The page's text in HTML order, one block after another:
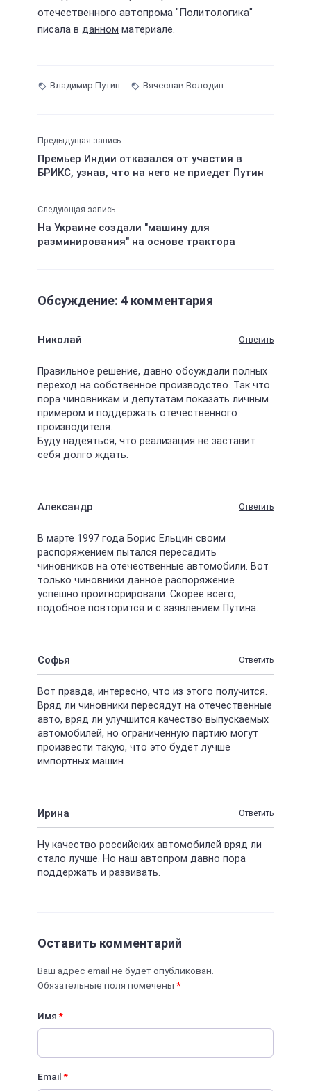
отечественного автопрома "Политологика"
писала в данном материале.
Владимир Путин Вячеслав Володин
Предыдущая запись
Премьер Индии отказался от участия в
БРИКС, узнав, что на него не приедет Путин
Следующая запись
На Украине создали "машину для
разминирования" на основе трактора
Обсуждение: 4 комментария
Николай Ответить
Правильное решение, давно обсуждали полных
переход на собственное производство. Так что
пора чиновникам и депутатам показать личным
примером и поддержать отечественного
производителя.
Буду надеяться, что реализация не заставит
себя долго ждать.
Александр Ответить
В марте 1997 года Борис Ельцин своим
распоряжением пытался пересадить
чиновников на отечественные автомобили. Вот
только чиновники данное распоряжение
успешно проигнорировали. Скорее всего,
подобное повторится и с заявлением Путина.
Софья Ответить
Вот правда, интересно, что из этого получится.
Вряд ли чиновники пересядут на отечественные
авто, вряд ли улучшится качество выпускаемых
автомобилей, но ограниченную партию могут
произвести такую, что это будет лучше
импортных машин.
Ирина Ответить
Ну качество российских автомобилей вряд ли
стало лучше. Но наш автопром давно пора
поддержать и развивать.
Оставить комментарий
Ваш адрес email не будет опубликован.
Обязательные поля помечены *
Имя*
Email*